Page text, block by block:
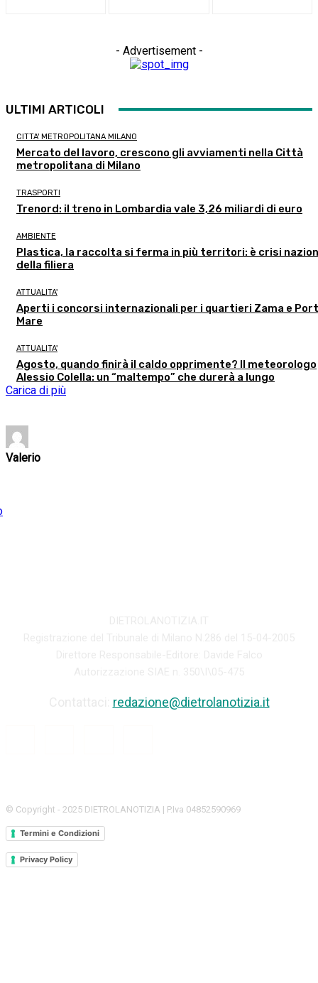
- Advertisement -
ULTIMI ARTICOLI
CITTA' METROPOLITANA MILANO
Mercato del lavoro, crescono gli avviamenti nella Città
metropolitana di Milano
TRASPORTI
Trenord: il treno in Lombardia vale 3,26 miliardi di euro
AMBIENTE
Plastica, la raccolta si ferma in più territori: è crisi
della filiera
ATTUALITA'
Aperti i concorsi internazionali per i quartieri Zama e
Mare
ATTUALITA'
Agosto, quando finirà il caldo opprimente? Il meteorologo
Alessio Colella: un “maltempo” che durerà a lungo
Carica di più
Valerio
redazione@dietrolanotizia.it
© Copyright - 2025 DIETROLANOTIZIA | P.Iva 04852590969
Termini e Condizioni
Privacy Policy